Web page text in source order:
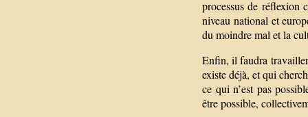
processus de réflexion
niveau national et
du moindre mal et la
Enfin, il faudra
existe déjà, et qui
ce qui n’est pas
être possible,